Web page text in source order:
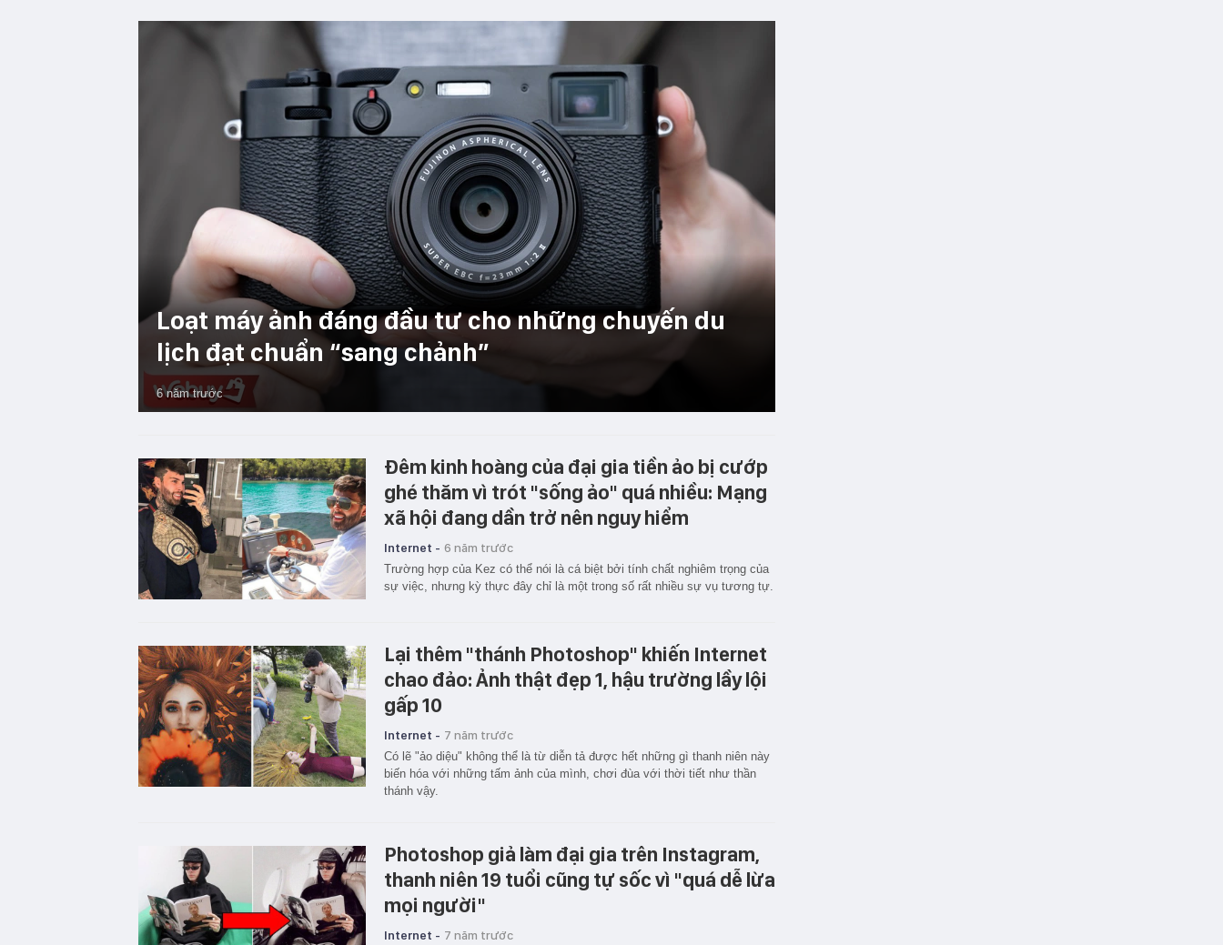
Loạt máy ảnh đáng đầu tư cho những chuyến du
lịch đạt chuẩn “sang chảnh”
6 năm trước
Đêm kinh hoàng của đại gia tiền ảo bị cướp
ghé thăm vì trót "sống ảo" quá nhiều: Mạng
xã hội đang dần trở nên nguy hiểm
Internet - 6 năm trước
Trường hợp của Kez có thể nói là cá biệt bởi tính chất nghiêm trọng của
sự việc, nhưng kỳ thực đây chỉ là một trong số rất nhiều sự vụ tương tự.
Lại thêm "thánh Photoshop" khiến Internet
chao đảo: Ảnh thật đẹp 1, hậu trường lầy lội
gấp 10
Internet - 7 năm trước
Có lẽ "ảo diệu" không thể là từ diễn tả được hết những gì thanh niên này
biến hóa với những tấm ảnh của mình, chơi đùa với thời tiết như thần
thánh vậy.
Photoshop giả làm đại gia trên Instagram,
thanh niên 19 tuổi cũng tự sốc vì "quá dễ lừa
mọi người"
Internet - 7 năm trước